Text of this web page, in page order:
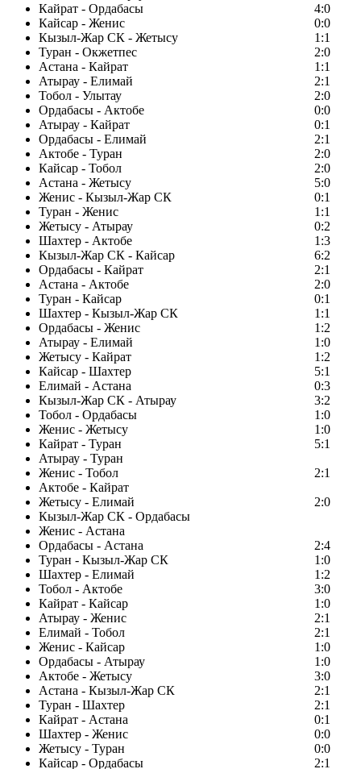
Кайрат - Ордабасы
4:0
Кайсар - Женис
0:0
Кызыл-Жар СК - Жетысу
1:1
Туран - Окжетпес
2:0
Астана - Кайрат
1:1
Атырау - Елимай
2:1
Тобол - Улытау
2:0
Ордабасы - Актобе
0:0
Атырау - Кайрат
0:1
Ордабасы - Елимай
2:1
Актобе - Туран
2:0
Кайсар - Тобол
2:0
Астана - Жетысу
5:0
Женис - Кызыл-Жар СК
0:1
Туран - Женис
1:1
Жетысу - Атырау
0:2
Шахтер - Актобе
1:3
Кызыл-Жар СК - Кайсар
6:2
Ордабасы - Кайрат
2:1
Астана - Актобе
2:0
Туран - Кайсар
0:1
Шахтер - Кызыл-Жар СК
1:1
Ордабасы - Женис
1:2
Атырау - Елимай
1:0
Жетысу - Кайрат
1:2
Кайсар - Шахтер
5:1
Елимай - Астана
0:3
Кызыл-Жар СК - Атырау
3:2
Тобол - Ордабасы
1:0
Женис - Жетысу
1:0
Кайрат - Туран
5:1
Атырау - Туран
Женис - Тобол
2:1
Актобе - Кайрат
Жетысу - Елимай
2:0
Кызыл-Жар СК - Ордабасы
Женис - Астана
Ордабасы - Астана
2:4
Туран - Кызыл-Жар СК
1:0
Шахтер - Елимай
1:2
Тобол - Актобе
3:0
Кайрат - Кайсар
1:0
Атырау - Женис
2:1
Елимай - Тобол
2:1
Женис - Кайсар
1:0
Ордабасы - Атырау
1:0
Актобе - Жетысу
3:0
Астана - Кызыл-Жар СК
2:1
Туран - Шахтер
2:1
Кайрат - Астана
0:1
Шахтер - Женис
0:0
Жетысу - Туран
0:0
Кайсар - Ордабасы
2:1